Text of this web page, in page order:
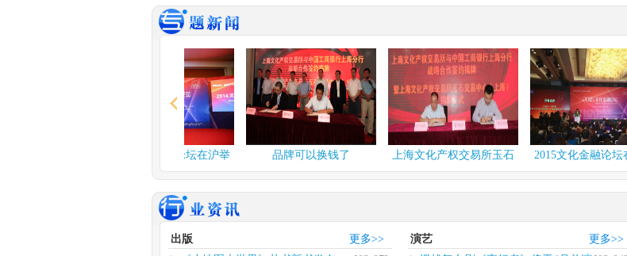
由北京反掌娱乐文化有限
中新网伦敦2月29日电(彭
2024年度北京工艺...
中新网北京3月3日电(记者
应妮)从“冰墩墩”到“兔... [详
情]
台北国际书展再设简体...
中新社台北2月26日电第
32届台北国际书展25日...
[详情]
文化和旅游部：开展“...
人民网北京2月26日电（记
社科院发布2023网...
中新网北京2月26日电(记者
本报南昌2月26日电（记者
光明日报北京2月22日电
2014文化金融论坛在沪举
品牌可以换钱了
上海文化产权交易所玉石
交易中...
2015文化金融论坛在沪举
行
更多>>
出版
更多>>
演艺